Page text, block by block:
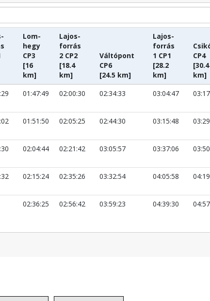
Lom-
hegy
CP3
[16
km]
Lajos-
forrás
2 CP2
[18.4
km]
Váltópont
CP6
[24.5 km]
Lajos-
forrás
1 CP1
[28.2
km]
CP4
[30.4
km]
01:47:49 02:00:30 02:34:33 03:04:47
01:51:50 02:05:25 02:44:30 03:15:48
02:04:44 02:21:42 03:05:57 03:37:06
02:15:24 02:35:26 03:32:54 04:05:58
02:36:25 02:56:42 03:59:23 04:39:30